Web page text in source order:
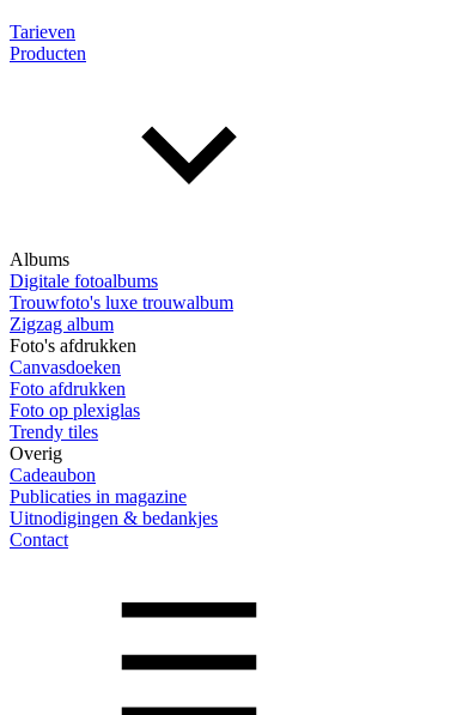
Tarieven
Producten
Albums
Digitale fotoalbums
Trouwfoto's luxe trouwalbum
Zigzag album
Foto's afdrukken
Canvasdoeken
Foto afdrukken
Foto op plexiglas
Trendy tiles
Overig
Cadeaubon
Publicaties in magazine
Uitnodigingen & bedankjes
Contact